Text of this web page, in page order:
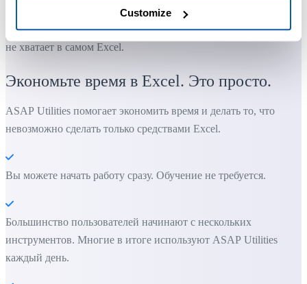
Customize
Практичные инструменты, которых многим пользователям
не хватает в самом Excel.
Экономьте время в Excel. Это просто.
ASAP Utilities помогает экономить время и делать то, что
невозможно сделать только средствами Excel.
Вы можете начать работу сразу. Обучение не требуется.
Большинство пользователей начинают с нескольких
инструментов. Многие в итоге используют ASAP Utilities
каждый день.